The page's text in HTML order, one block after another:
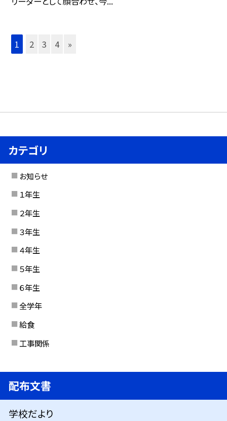
1 2 3 4 »
カテゴリ
お知らせ
１年生
２年生
３年生
４年生
５年生
６年生
全学年
給食
工事関係
配布文書
学校だより